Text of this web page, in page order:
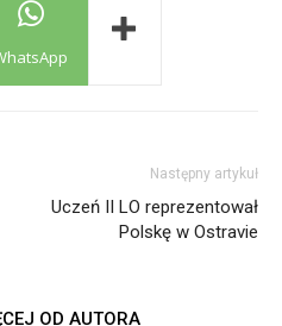
Następny artykuł
Uczeń II LO reprezentował
Polskę w Ostravie
OD AUTORA